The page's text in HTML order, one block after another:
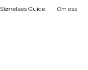
Størrelses Guide Om oss